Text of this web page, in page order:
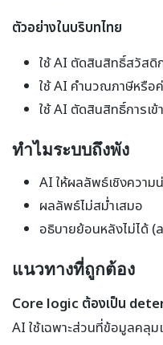
ตัวอย่างในบริบทไทย
ใช้ AI ตัดสินสิทธิ์สวัส
ใช้ AI คำนวณภาษีหรือ
ใช้ AI ตัดสินสิทธิ์การเ
ทำไมระบบถึงพัง
AI ให้ผลลัพธ์เชิงความ
ผลลัพธ์ไม่สม่ำเสมอ
อธิบายย้อนหลังไม่ได้
แนวทางที่ถูกต้อง
Core logic ต้องเป็น
AI ใช้เฉพาะส่วนที่ข้อมูลคลุ